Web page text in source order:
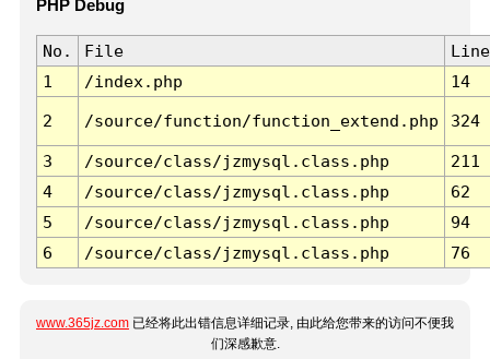
PHP Debug
No. File
Line
1
/index.php 14
2 /source/function/function_extend.php 324
3 /source/class/jzmysql.class.php
211
4
/source/class/jzmysql.class.php
62
5
/source/class/jzmysql.class.php
94
6
/source/class/jzmysql.class.php 76
www.365jz.com 已经将此出错信息详细记录, 由此给您带来的访问不便我
们深感歉意.